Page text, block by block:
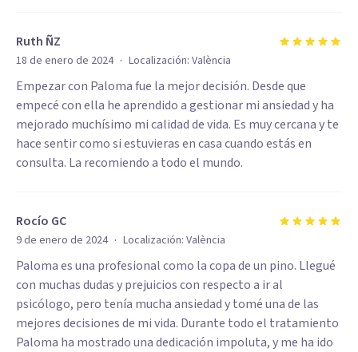
Ruth ÑZ
18 de enero de 2024 · Localización: València
Empezar con Paloma fue la mejor decisión. Desde que
empecé con ella he aprendido a gestionar mi ansiedad y ha
mejorado muchísimo mi calidad de vida. Es muy cercana y te
hace sentir como si estuvieras en casa cuando estás en
consulta. La recomiendo a todo el mundo.
Rocío GC
9 de enero de 2024 · Localización: València
Paloma es una profesional como la copa de un pino. Llegué
con muchas dudas y prejuicios con respecto a ir al
psicólogo, pero tenía mucha ansiedad y tomé una de las
mejores decisiones de mi vida. Durante todo el tratamiento
Paloma ha mostrado una dedicación impoluta, y me ha ido